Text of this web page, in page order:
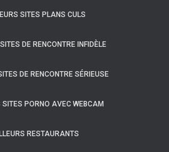
SITES PLANS CULS
DE RENCONTRE INFIDÈLE
DE RENCONTRE SÉRIEUSE
SITES PORNO AVEC WEBCAM
RESTAURANTS